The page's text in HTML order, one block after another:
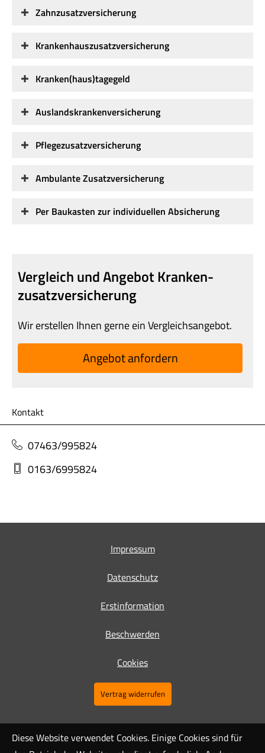
Zahn­zu­satz­ver­si­che­rung
Krankenhauszusatzversicherung
Kranken(haus)tagegeld
Auslandskrankenversicherung
Pflegezusatzversicherung
Ambulante Zusatzversicherung
Per Baukasten zur individuellen Absicherung
Vergleich und Angebot Kranken­
zusatz­ver­si­che­rung
Wir erstellen Ihnen gerne ein Vergleichsangebot.
An­ge­bot an­for­dern
Kontakt
07463/995824
0163/6995824
Impressum
Datenschutz
Erstinformation
Beschwerden
Cookies
Vertrag widerrufen
Diese Website verwendet Cookies. Einige Cookies sind für